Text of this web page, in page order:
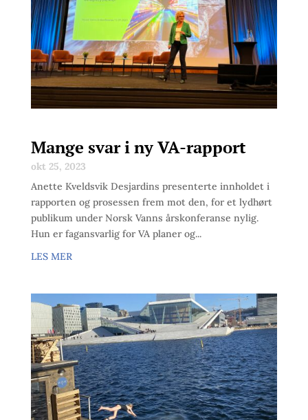
Mange svar i ny VA-rapport
okt 25, 2023
Anette Kveldsvik Desjardins presenterte innholdet i
rapporten og prosessen frem mot den, for et lydhørt
publikum under Norsk Vanns årskonferanse nylig.
Hun er fagansvarlig for VA planer og...
LES MER